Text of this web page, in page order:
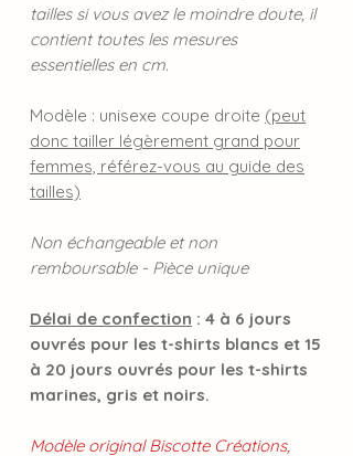
tailles si vous avez le moindre doute, il
contient toutes les mesures
essentielles en cm.
Modèle : unisexe coupe droite (peut
donc tailler légèrement grand pour
femmes, référez-vous au guide des
tailles)
Non échangeable et non
remboursable - Pièce unique
Délai de confection : 4 à 6 jours
ouvrés pour les t-shirts blancs et 15
à 20 jours ouvrés pour les t-shirts
marines, gris et noirs.
Modèle original Biscotte Créations,